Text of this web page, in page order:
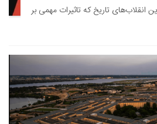
انقلاب‌های تاریخ که تاثیرات مهمی بر